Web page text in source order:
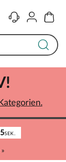
KontaktKonto
SEK.